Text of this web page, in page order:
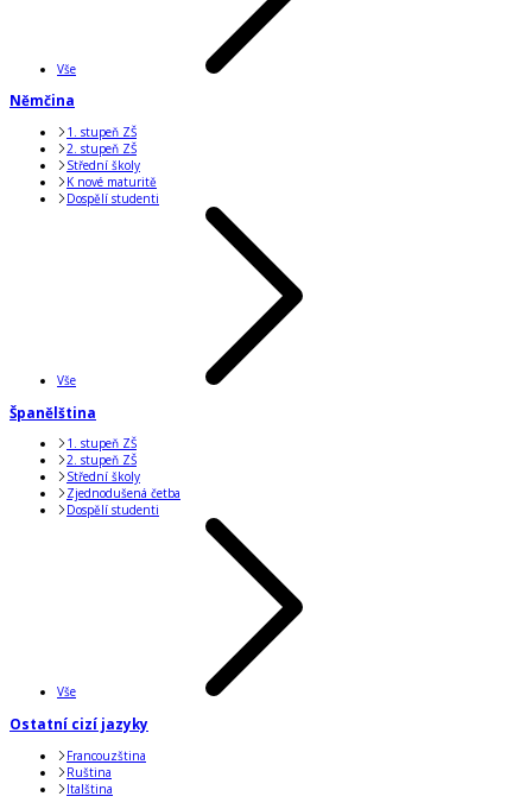
Vše
Němčina
1. stupeň ZŠ
2. stupeň ZŠ
Střední školy
K nové maturitě
Dospělí studenti
Vše
Španělština
1. stupeň ZŠ
2. stupeň ZŠ
Střední školy
Zjednodušená četba
Dospělí studenti
Vše
Ostatní cizí jazyky
Francouzština
Ruština
Italština